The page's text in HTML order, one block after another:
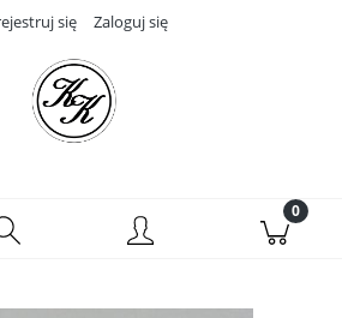
się Zaloguj się